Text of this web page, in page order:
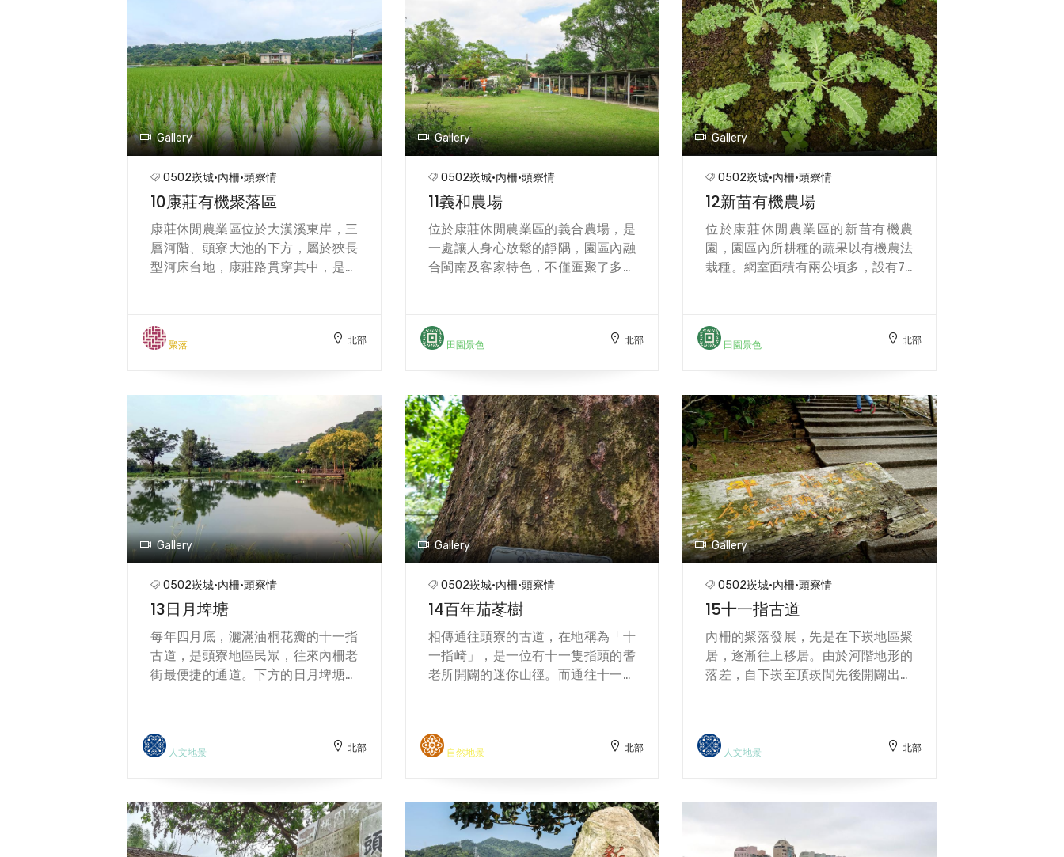
年間，本地成立新溪洲煤礦及大溪煤
礦公司，吸引許多外地來的專業礦
工，也吸引不少農民在農作之餘投入
採礦工作，對地方經濟貢獻良多。此
外，內柵黃石英(籐橋英仔)搭做吊橋
技術造詣深厚，曾是全臺首屈一指的
吊橋師傅。內柵特有的煙燻味豆干，
產，經常在中午前便銷售一空，遠近
馳名。 【內柵特有的煙燻味豆干，皮
黃肉白，質地細嫩，每天僅定量生
產，經常在中午前便銷售一空，遠近
馳名。-林炯任】
今址建廟。終戰後因年久失修，於民
國83年(1994)發起重建，並於民國86
年奉請眾神佛入廟登位，即為今日內
柵「仁安宮」。主祀神「玄壇元帥」
趙公明普世亦尊為五路財神爺，後殿
供奉天上聖母，由十大姓氏值年輪
祀，並作神豬評比。信徒信眾多為下
崁至頂崁的康安里、義和里鄉親。
(1994)發起重建，並於民國86年奉請
眾神佛入廟登位，即為今日內柵「仁
安宮」。 方文樹、林炯任】
片石材建構而成；另外一個絕無僅有
的景觀特色，就是整個三合院的內埕
廣場，全部是綠油油有如童話般的綠
草，圍牆前端種植有各種灌木花樹。
Gallery
0502崁城·內柵·頭寮情
10康莊有機聚落區
康莊休閒農業區位於大漢溪東岸，三
層河階、頭寮大池的下方，屬於狹長
型河床台地，康莊路貫穿其中，是本
南面連接石門水庫入口處。康莊休區
屬於義和里，是桃園十個休閒農業區
圍、雞舍..區內保留了完整的農村景
觀。休區內農場皆以有機、友善農法
耕作，並成立有機蔬菜生產合作社，
供應大臺北地區大賣場。此外，並有
多項農村體驗活動，如季節蔬菜種
植、採摘、捉泥鰍、採草莓、採番
茄、採玉米等農業體驗活動，並結合
科技應用AR、VR虛擬擴增實境技
術，用於環境導覽解說。 【有多項農
摘、捉泥鰍、採草莓、採番茄、採玉
米等農業體驗活動，並結合科技應用
AR、VR虛擬擴增實境技術，用於環
境導覽解說。-方文樹、林炯任】
聚落 北部
Gallery
0502崁城·內柵·頭寮情
11義和農場
位於康莊休閒農業區的義合農場，是
一處讓人身心放鬆的靜隅，園區內融
合閩南及客家特色，不僅匯聚了多元
為主，從插秧、割稻、曬穀、採蔬果
等農忙體驗，設有大灶廚房，可安排
驗種類多元活潑，猶如回到古早農村
生活般的田園體驗，可感受到從城市
快節奏轉為鄉村生活慢步調，是一家
同遊親近大自然的好去處！ 【各項農
事體驗種類多元活潑，猶如回到古早
農村生活般的田園體驗。-方文樹、
林炯任】
田園景色 北部
Gallery
0502崁城·內柵·頭寮情
12新苗有機農場
位於康莊休閒農業區的新苗有機農
園，園區內所耕種的蔬果以有機農法
栽種。網室面積有兩公頃多，設有70
斤，尤其其中被稱為超級蔬菜的羽衣
甘藍，營養價值高，且市場需求量，
可以讓遊客進行採摘或耕種，以體驗
的方式提供小朋友及大人了解整個耕
種的過程，包括育苗、翻土、施肥、
種植一直到採收的流程。近年來，各
農場種植技術穩定，正逐步提升為二
三級加工，為農產品加值，提供消費
者更多選擇。 【園區也設計有採摘的
體驗活動，可以讓遊客進行採摘或耕
種，以體驗的方式提供小朋友及大人
炯任】
田園景色 北部
Gallery
0502崁城·內柵·頭寮情
13日月埤塘
每年四月底，灑滿油桐花瓣的十一指
古道，是頭寮地區民眾，往來內柵老
街最便捷的通道。下方的日月埤塘，
日埤塘是因中央處有一小島，如日之
象形文字而得名，小島也是水鳥繁衍
塘則於月圓時，皎潔的月光倒映水
中，襯托出埤塘邊花木扶疏的美景，
沉靜的倒影相當美麗。埤塘周圍遍植
人文地景 北部
Gallery
0502崁城·內柵·頭寮情
14百年茄苳樹
相傳通往頭寮的古道，在地稱為「十
一指崎」，是一位有十一隻指頭的耆
老所開闢的迷你山徑。而通往十一指
高聳入天，樹幹也相當粗有4公尺，
要四五個大人合圍。茄苳是臺灣低海
苳周邊遍布著高大的油桐樹，每年四
五月桐花陸續盛開時，猶如四月雪般
壯觀景象美不勝收，令人流連忘返。
自然地景 北部
Gallery
0502崁城·內柵·頭寮情
15十一指古道
內柵的聚落發展，先是在下崁地區聚
居，逐漸往上移居。由於河階地形的
落差，自下崁至頂崁間先後開闢出數
崎、六月二十四隨香崎及二層仔崎，
成為當地生活上重要的通道，也是地
標景觀。走上古樸的石階，可見到水
人文地景 北部